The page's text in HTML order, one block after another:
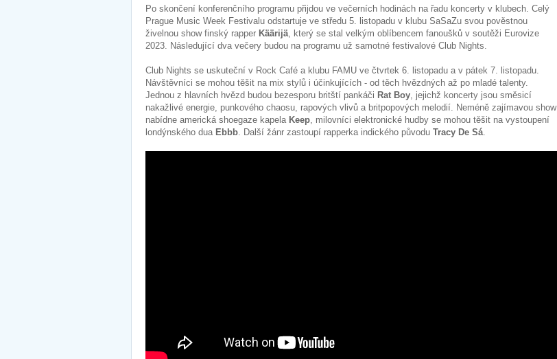
Po skončení konferenčního programu přijdou ve večerních hodinách na řadu koncerty v klubech. Celý
Prague Music Week Festivalu odstartuje ve středu 5. listopadu v klubu SaSaZu svou pověstnou
živelnou show finský rapper Käärijä, který se stal velkým oblíbencem fanoušků v soutěži Eurovize
2023. Následující dva večery budou na programu už samotné festivalové Club Nights.
Club Nights se uskuteční v Rock Café a klubu FAMU ve čtvrtek 6. listopadu a v pátek 7. listopadu.
Návštěvníci se mohou těšit na mix stylů i účinkujících - od těch hvězdných až po mladé talenty.
Jednou z hlavních hvězd budou bezesporu britští pankáči Rat Boy, jejichž koncerty jsou směsicí
nakažlivé energie, punkového chaosu, rapových vlivů a britpopových melodií. Neméně zajímavou show
nabídne americká shoegaze kapela Keep, milovníci elektronické hudby se mohou těšit na vystoupení
londýnského dua Ebbb. Další žánr zastoupí rapperka indického původu Tracy De Sá.